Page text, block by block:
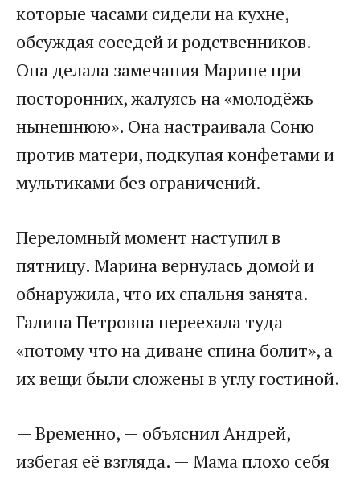
которые часами сидели на кухне,
обсуждая соседей и родственников.
Она делала замечания Марине при
посторонних, жалуясь на «молодёжь
нынешнюю». Она настраивала Соню
против матери, подкупая конфетами и
мультиками без ограничений.
Переломный момент наступил в
пятницу. Марина вернулась домой и
обнаружила, что их спальня занята.
Галина Петровна переехала туда
«потому что на диване спина болит», а
их вещи были сложены в углу гостиной.
— Временно, — объяснил Андрей,
избегая её взгляда. — Мама плохо себя